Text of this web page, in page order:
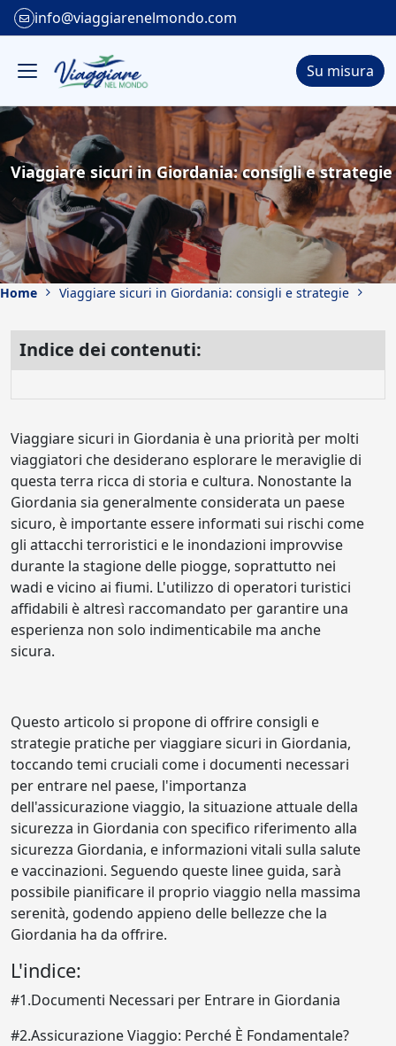
info@viaggiarenelmondo.com
Su misura
Viaggiare sicuri in Giordania: consigli e strategie
Home Viaggiare sicuri in Giordania: consigli e strategie
Indice dei contenuti:
Viaggiare sicuri in Giordania è una priorità per molti
viaggiatori che desiderano esplorare le meraviglie di
questa terra ricca di storia e cultura. Nonostante la
Giordania sia generalmente considerata un paese
sicuro, è importante essere informati sui rischi come
gli attacchi terroristici e le inondazioni improvvise
durante la stagione delle piogge, soprattutto nei
wadi e vicino ai fiumi. L'utilizzo di operatori turistici
affidabili è altresì raccomandato per garantire una
esperienza non solo indimenticabile ma anche
sicura.
Questo articolo si propone di offrire consigli e
strategie pratiche per viaggiare sicuri in Giordania,
toccando temi cruciali come i documenti necessari
per entrare nel paese, l'importanza
dell'assicurazione viaggio, la situazione attuale della
sicurezza in Giordania con specifico riferimento alla
sicurezza Giordania, e informazioni vitali sulla salute
e vaccinazioni. Seguendo queste linee guida, sarà
possibile pianificare il proprio viaggio nella massima
serenità, godendo appieno delle bellezze che la
Giordania ha da offrire.
L'indice:
#1.Documenti Necessari per Entrare in Giordania
#2.Assicurazione Viaggio: Perché È Fondamentale?